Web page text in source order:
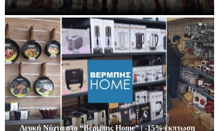
Λευκή Νύχτα στο “Βέρμπης Home” | -15% έκπτωση